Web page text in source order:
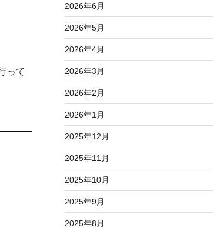
って
2026年6月
2026年5月
2026年4月
2026年3月
2026年2月
2026年1月
2025年12月
2025年11月
2025年10月
2025年9月
2025年8月